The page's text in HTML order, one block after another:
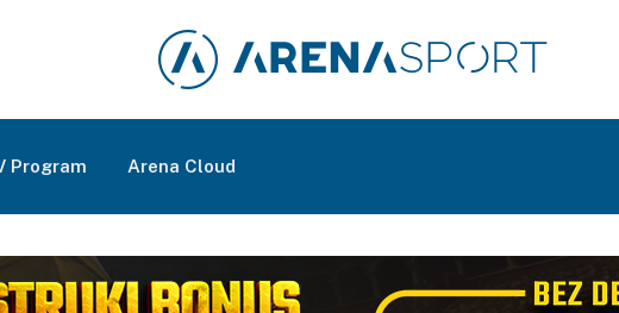
Program Arena Cloud